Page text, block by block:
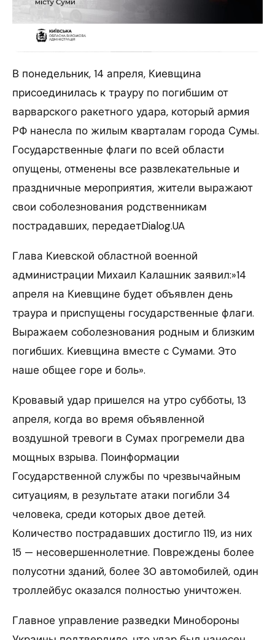
В понедельник, 14 апреля, Киевщина
присоединилась к трауру по погибшим от
варварского ракетного удара, который армия
РФ нанесла по жилым кварталам города Сумы.
Государственные флаги по всей области
опущены, отменены все развлекательные и
праздничные мероприятия, жители выражают
свои соболезнования родственникам
пострадавших, передаетDialog.UA
Глава Киевской областной военной
администрации Михаил Калашник заявил:»14
апреля на Киевщине будет объявлен день
траура и приспущены государственные флаги.
Выражаем соболезнования родным и близким
погибших. Киевщина вместе с Сумами. Это
наше общее горе и боль».
Кровавый удар пришелся на утро субботы, 13
апреля, когда во время объявленной
воздушной тревоги в Сумах прогремели два
мощных взрыва. Поинформации
Государственной службы по чрезвычайным
ситуациям, в результате атаки погибли 34
человека, среди которых двое детей.
Количество пострадавших достигло 119, из них
15 — несовершеннолетние. Повреждены более
полусотни зданий, более 30 автомобилей, один
троллейбус оказался полностью уничтожен.
Главное управление разведки Минобороны